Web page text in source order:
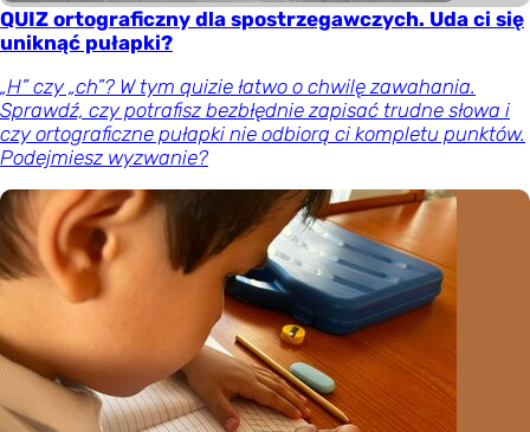
QUIZ ortograficzny dla spostrzegawczych. Uda ci się
uniknąć pułapki?
„H” czy „ch”? W tym quizie łatwo o chwilę zawahania.
Sprawdź, czy potrafisz bezbłędnie zapisać trudne słowa i
czy ortograficzne pułapki nie odbiorą ci kompletu punktów.
Podejmiesz wyzwanie?